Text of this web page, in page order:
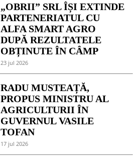
„OBRII” SRL ÎȘI EXTINDE
PARTENERIATUL CU
ALFA SMART AGRO
DUPĂ REZULTATELE
OBȚINUTE ÎN CÂMP
23 jul 2026
RADU MUSTEAȚĂ,
PROPUS MINISTRU AL
AGRICULTURII ÎN
GUVERNUL VASILE
TOFAN
17 jul 2026